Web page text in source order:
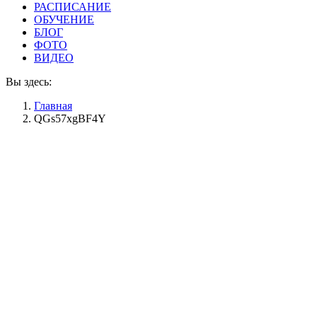
РАСПИСАНИЕ
ОБУЧЕНИЕ
БЛОГ
ФОТО
ВИДЕО
Вы здесь:
Главная
QGs57xgBF4Y